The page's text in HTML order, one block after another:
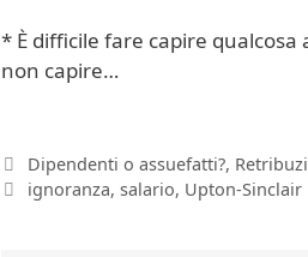
* È difficile fare capire
non capire…
Categorie
Dipendenti o assuefatti?,
Tag
ignoranza, salario, Upton-Sinclair